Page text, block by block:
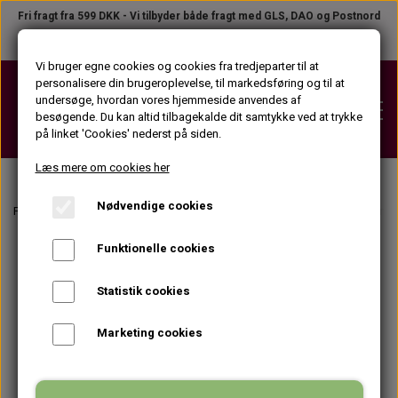
Fri fragt fra 599 DKK - Vi tilbyder både fragt med GLS, DAO og Postnord
VOKS
VOKSPATRONER (KROP)
VOKSPATRONER (ANSIGT)
VOKSDÅSER
STRIPS
STRIPS PÅ TILBUD
STRIPSRULLER
FØR VOKS PRODUKTER
EFTER VOKS PRODUKTER
VOKSPISTOLER
Forside Vippe- og øjenbrynsfarve Tilbehør til vippe- og
Vi bruger egne cookies og cookies fra tredjeparter til at
personalisere din brugeroplevelse, til markedsføring og til at
undersøge, hvordan vores hjemmeside anvendes af
besøgende. Du kan altid tilbagekalde dit samtykke ved at trykke
på linket 'Cookies' nederst på siden.
Læs mere om cookies her
Nødvendige cookies
Funktionelle cookies
Statistik cookies
Marketing cookies